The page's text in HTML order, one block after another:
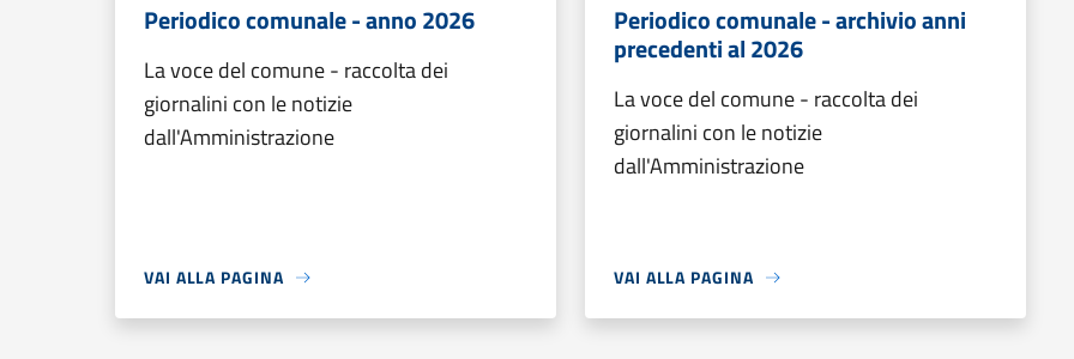
Periodico comunale - anno 2026
La voce del comune - raccolta dei
giornalini con le notizie
dall'Amministrazione
VAI ALLA PAGINA
Periodico comunale - archivio anni
precedenti al 2026
La voce del comune - raccolta dei
giornalini con le notizie
dall'Amministrazione
VAI ALLA PAGINA